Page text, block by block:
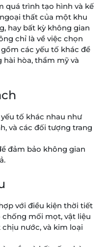
quá trình tạo hình và kế
thất của một khu
hay bất kỳ không gian
chỉ là về việc chọn
các yếu tố khác để
hòa, thẩm mỹ và
tố khác nhau như
và các đối tượng trang
đảm bảo không gian
với điều kiện thời tiết
mối mọt, vật liệu
nước, và kim loại